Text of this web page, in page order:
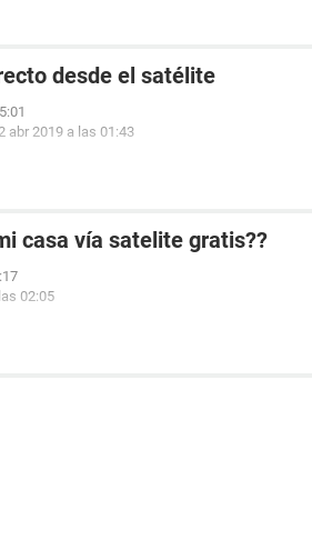
desde el satélite
abr 2019 a las 01:43
casa vía satelite gratis??
02:05